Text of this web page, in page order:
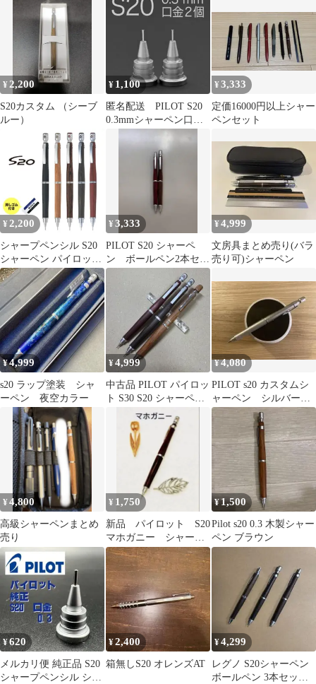
¥ 2,200
S20カスタム （シーブ
ルー）
¥ 1,100
匿名配送 PILOT S20
0.3mmシャーペン口金2
個 パーツ 部品
¥3,333
定価16000円以上シャー
ペンセット
¥ 2,200
シャープペンシル S20
シャーペン パイロット
PILOT 0.5mm 高級 木
軸 HPS-2SK エストゥエ
ンティ シンプル かっこ
いい 文房具 筆記具 オ
ートマチック式
¥3,333
PILOT S20 シャーペ
ン ボールペン2本セッ
ト
¥4,999
文房具まとめ売り(バラ
売り可)シャーペン
¥4,999
s20 ラップ塗装 シャ
ーペン 夜空カラー
¥4,999
中古品 PILOT パイロッ
ト S30 S20 シャーペン
3本セット 0.5
¥4,080
PILOT s20 カスタムシ
ャーペン シルバー塗
装
¥4,800
高級シャーペンまとめ
売り
¥ 1,750
新品 パイロット S20
マホガニー シャーペ
ン0.5
¥1,500
Pilot s20 0.3 木製シャー
ペン ブラウン
¥620
メルカリ便 純正品 S20
シャープペンシル シャ
¥2,400
箱無しS20 オレンズAT
¥4,299
レグノ S20シャーペン
ボールペン 3本セット